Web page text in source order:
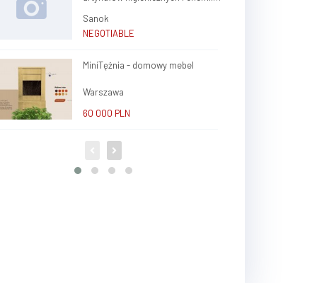
Sanok
NEGOTIABLE
MiniTężnia - domowy mebel
Warszawa
60 000 PLN